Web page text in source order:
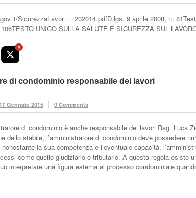
SicurezzaLavor … 202014.pdfD.lgs. 9 aprile 2008, n.
UNICO SULLA SALUTE E SICUREZZA SUL
0
di condominio responsabile dei lavori
Gennaio 2015 0 Comments
di condominio è anche responsabile dei lavori Rag. Luca
dello stabile, l’amministratore di condominio deve possedere
la sua competenza e l’eventuale capacità,
come quello giudiziario o tributario. A questa regola esiste
interpretare una figura esterna al processo condominiale